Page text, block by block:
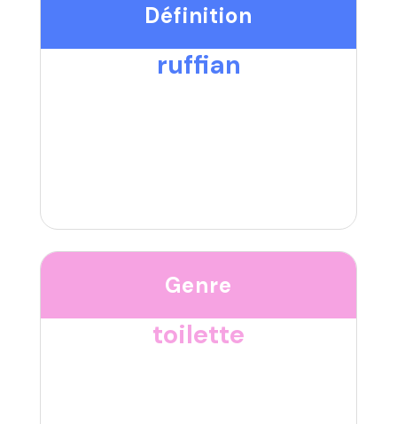
Définition
ruffian
Genre
toilette